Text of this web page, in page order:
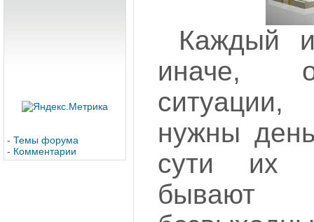
- Темы форума
- Комментарии
Каждый
иначе,
нужны
сути их
бывают